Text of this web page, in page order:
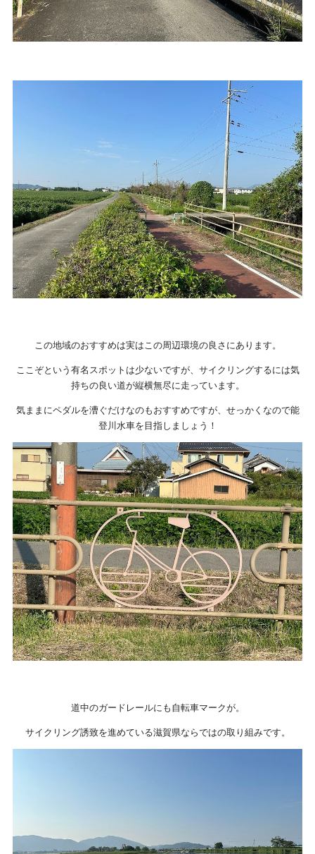
この地域のおすすめは実はこの周辺環境の良さにあります。
ここぞという有名スポットは少ないですが、サイクリングするには気
持ちの良い道が縦横無尽に走っています。
気ままにペダルを漕ぐだけなのもおすすめですが、せっかくなので能
登川水車を目指しましょう！
道中のガードレールにも自転車マークが。
サイクリング誘致を進めている滋賀県ならではの取り組みです。